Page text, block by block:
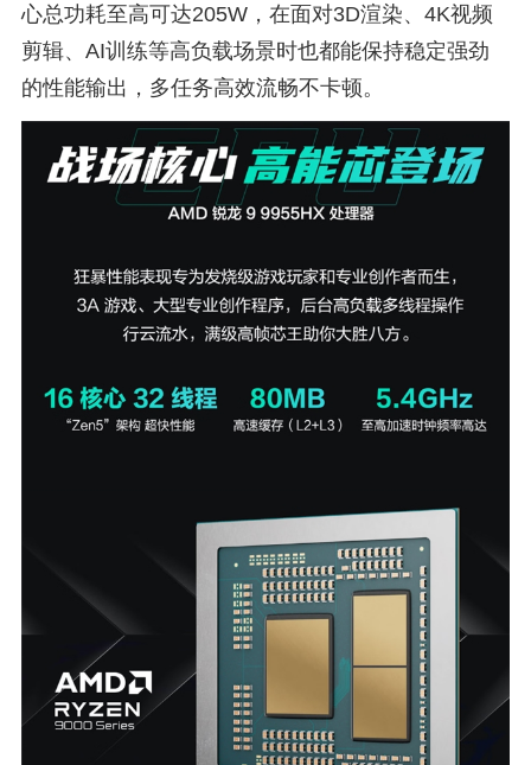
心总功耗至高可达205W，在面对3D渲染、4K视频
剪辑、AI训练等高负载场景时也都能保持稳定强劲
的性能输出，多任务高效流畅不卡顿。